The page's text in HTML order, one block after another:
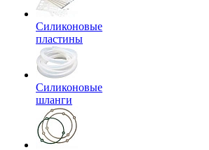
Силиконовые
пластины
Силиконовые
шланги